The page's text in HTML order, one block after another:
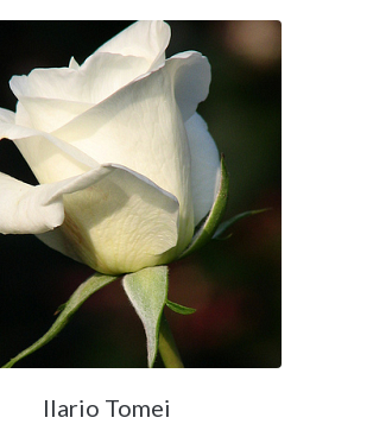
Ilario Tomei